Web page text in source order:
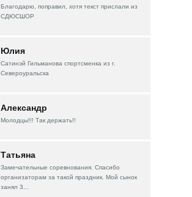
Благодарю, поправил, хотя текст прислали из
СДЮСШОР
Юлия
Сатинэй Гильманова спортсменка из г.
Североуральска
Александр
Молодцы!!! Так держать!!
Татьяна
Замечательные соревнования. Спасибо
организаторам за такой праздник. Мой сынок
занял 3...